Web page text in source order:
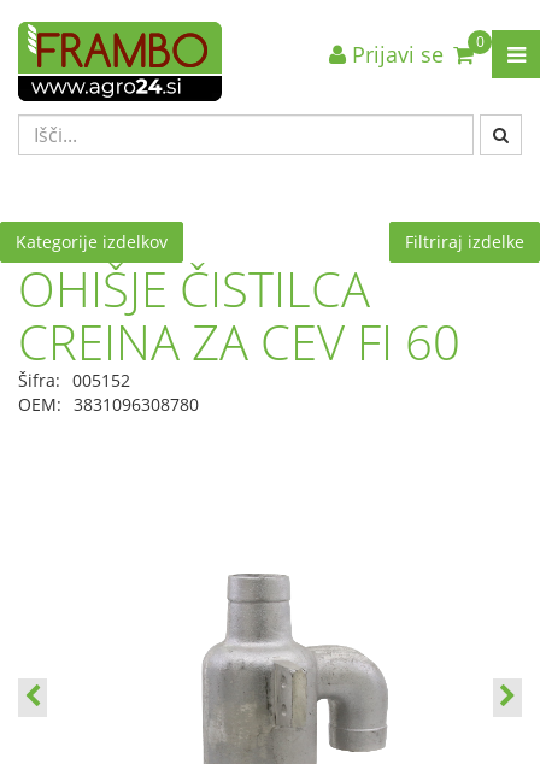
Nazaj en nivo
VRSTA 1
VRSTA 3
Nazaj en nivo
VRSTA 1
VRSTA 3
Nazaj en nivo
VRSTA 1
VRSTA 3
0
Prijavi se
Kategorije izdelkov Filtriraj izdelke
OHIŠJE ČISTILCA
CREINA ZA CEV FI 60
Šifra: 005152
OEM: 3831096308780